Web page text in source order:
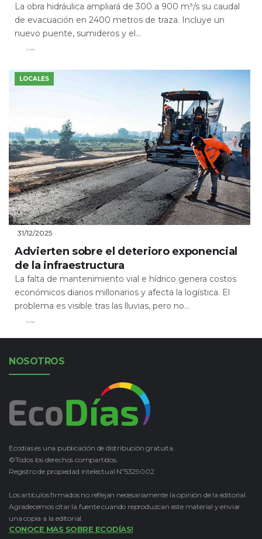
La obra hidráulica ampliará de 300 a 900 m³/s su caudal
de evacuación en 2400 metros de traza. Incluye un
nuevo puente, sumideros y el...
Leer Más
LOCALES
31/12/2025
Advierten sobre el deterioro exponencial
de la infraestructura
La falta de mantenimiento vial e hídrico genera costos
económicos diarios millonarios y afecta la logística. El
problema es visible tras las lluvias, pero no...
Leer Más
NOSOTROS
Ecodías es una publicación de distribución gratuita.
©Todos los derechos compartidos.
Registro de propiedad intelectual Nº5329002
Los artículos firmados no reflejan necesariamente la opinión de la editorial.
Agradecemos citar la fuente cuando reproduzcan este material y enviar
una copia a la editorial.
CONOCE MAS SOBRE ECODÍAS!